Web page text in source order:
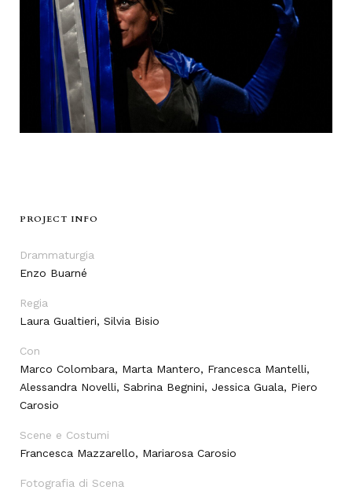
PROJECT INFO
Drammaturgia
Enzo Buarné
Regia
Laura Gualtieri, Silvia Bisio
Con
Marco Colombara, Marta Mantero, Francesca Mantelli,
Alessandra Novelli, Sabrina Begnini, Jessica Guala, Piero
Carosio
Scene e Costumi
Francesca Mazzarello, Mariarosa Carosio
Fotografia di Scena